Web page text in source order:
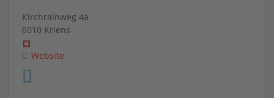
Kirchrainweg 4a
6010 Kriens
Website